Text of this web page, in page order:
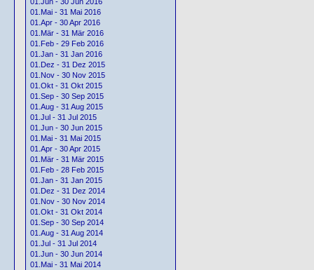
01.Mai - 31 Mai 2016
01.Apr - 30 Apr 2016
01.Mär - 31 Mär 2016
01.Feb - 29 Feb 2016
01.Jan - 31 Jan 2016
01.Dez - 31 Dez 2015
01.Nov - 30 Nov 2015
01.Okt - 31 Okt 2015
01.Sep - 30 Sep 2015
01.Aug - 31 Aug 2015
01.Jul - 31 Jul 2015
01.Jun - 30 Jun 2015
01.Mai - 31 Mai 2015
01.Apr - 30 Apr 2015
01.Mär - 31 Mär 2015
01.Feb - 28 Feb 2015
01.Jan - 31 Jan 2015
01.Dez - 31 Dez 2014
01.Nov - 30 Nov 2014
01.Okt - 31 Okt 2014
01.Sep - 30 Sep 2014
01.Aug - 31 Aug 2014
01.Jul - 31 Jul 2014
01.Jun - 30 Jun 2014
01.Mai - 31 Mai 2014